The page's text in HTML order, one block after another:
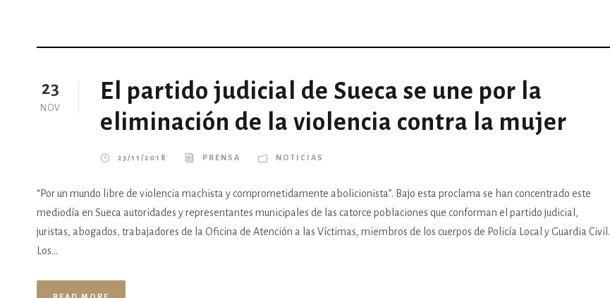
23
NOV
El partido judicial de Sueca se une por la
eliminación de la violencia contra la mujer
23/11/2018 PRENSA NOTICIAS
“Por un mundo libre de violencia machista y comprometidamente abolicionista”. Bajo esta proclama se han concentrado este
mediodía en Sueca autoridades y representantes municipales de las catorce poblaciones que conforman el partido judicial,
juristas, abogados, trabajadores de la Oficina de Atención a las Víctimas, miembros de los cuerpos de Policía Local y Guardia Civil.
Los...